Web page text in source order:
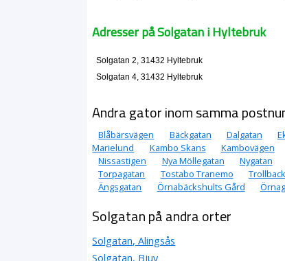
Adresser på Solgatan i Hyltebruk
Solgatan 2, 31432 Hyltebruk
Solgatan 4, 31432 Hyltebruk
Andra gator inom samma
Blåbärsvägen Bäckgatan Dalgatan
Marielund
Kambo Skans Kambovägen
Nissastigen
Nya Möllegatan Nygatan
Torpagatan
Tostabo Tranemo
Ängsgatan
Örnabäckshults Gård
Solgatan på andra orter
Solgatan, Alingsås
Solgatan, Bjuv